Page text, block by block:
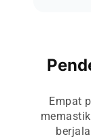
Empat